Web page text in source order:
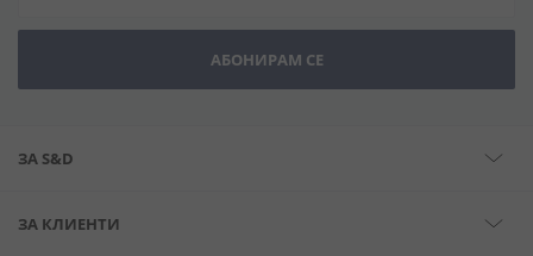
АБОНИРАМ СЕ
ЗА S&D
ЗА КЛИЕНТИ